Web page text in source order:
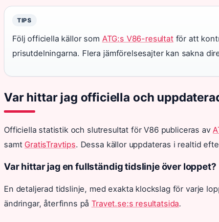
TIPS
Följ officiella källor som ATG:s V86-resultatför att
prisutdelningarna. Flera jämförelsesajter kan sakna
Var hittar jag officiella och
Officiella statistik och slutresultat för V86 publiceras av
samt GratisTravtips. Dessa källor uppdateras i realtid
Var hittar jag en fullständig tidslinje över loppet?
En detaljerad tidslinje, med exakta klockslag för varje
ändringar, återfinns påTravet.se:s resultatsida.